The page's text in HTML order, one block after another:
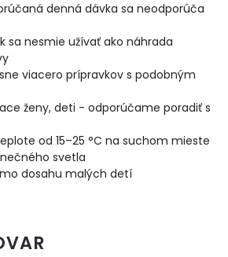
denná dávka sa neodporúča
sa nesmie užívať ako náhrada
viacero prípravkov s podobným
ženy, deti - odporúčame poradiť s
od 15–25 °C na suchom mieste
svetla
dosahu malých detí